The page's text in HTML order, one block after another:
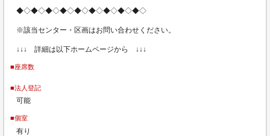
◆◇◆◇◆◇◆◇◆◇◆◇◆◇◆◇◆◇
※該当センター・区画はお問い合わせください。
↓↓↓ 詳細は以下ホームページから ↓↓↓
■座席数
■法人登記
可能
■個室
有り